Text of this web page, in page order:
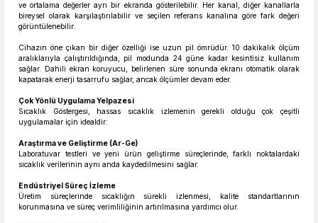
ve ortalama değerler ayrı bir ekranda gösterilebilir. Her kanal, diğer kanallarla
bireysel olarak karşılaştırılabilir ve seçilen referans kanalına göre fark değeri
görüntülenebilir.
Cihazın öne çıkan bir diğer özelliği ise uzun pil ömrüdür. 10 dakikalık ölçüm
aralıklarıyla çalıştırıldığında, pil modunda 24 güne kadar kesintisiz kullanım
sağlar. Dahili ekran koruyucu, belirlenen süre sonunda ekranı otomatik olarak
kapatarak enerji tasarrufu sağlar, ancak ölçümler devam eder.
Çok Yönlü Uygulama Yelpazesi
Sıcaklık Göstergesi, hassas sıcaklık izlemenin gerekli olduğu çok çeşitli
uygulamalar için idealdir:
Araştırma ve Geliştirme (Ar-Ge)
Laboratuvar testleri ve yeni ürün geliştirme süreçlerinde, farklı noktalardaki
sıcaklık verilerinin aynı anda kaydedilmesini sağlar.
Endüstriyel Süreç İzleme
Üretim süreçlerinde sıcaklığın sürekli izlenmesi, kalite standartlarının
korunmasına ve süreç verimliliğinin artırılmasına yardımcı olur.